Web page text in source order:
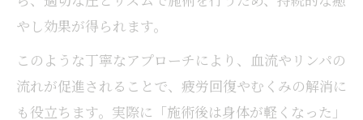
やし効果が得られます。
このような丁寧なアプローチにより、血流やリンパの
流れが促進されることで、疲労回復やむくみの解消に
も役立ちます。実際に「施術後は身体が軽くなった」